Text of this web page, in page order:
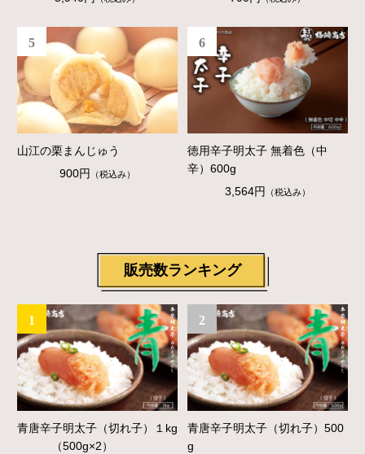
5
山江の栗まんじゅう
900円
（税込み）
6
徳用辛子明太子 無着色（中
辛）600g
3,564円
（税込み）
販売数ランキング
1
青唐辛子明太子（切れ子）１kg
（500g×2）
2
青唐辛子明太子（切れ子）500
g